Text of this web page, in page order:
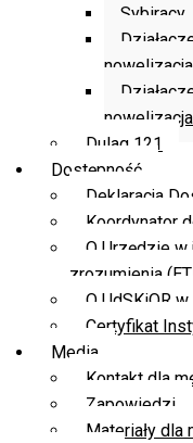
Sybiracy
Dulag 121
Dostępność
Deklaracja
Koordynator
O Urzędzie w
zrozumienia
O UdSKiOR
Certyfikat
Media
Kontakt dla
Zapowiedzi
Materiały dla